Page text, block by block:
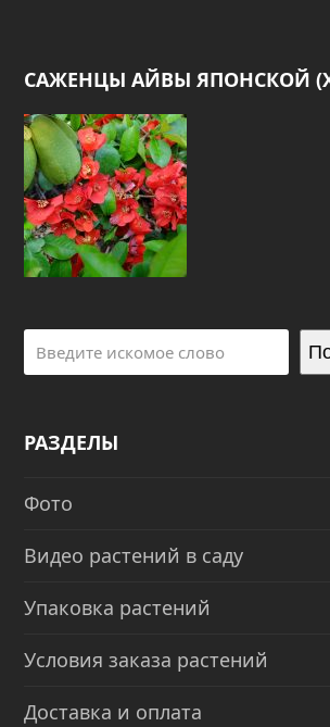
САЖЕНЦЫ АЙВЫ ЯПОНСКОЙ
РАЗДЕЛЫ
Фото
Видео растений в саду
Упаковка растений
Условия заказа растений
Доставка и оплата